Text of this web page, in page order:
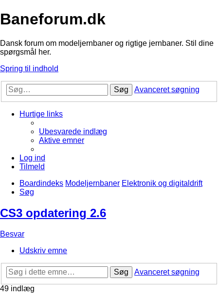
Baneforum.dk
Dansk forum om modeljernbaner og rigtige jernbaner. Stil dine
spørgsmål her.
Spring til indhold
Søg Avanceret søgning
Hurtige links
Ubesvarede indlæg
Aktive emner
Log ind
Tilmeld
Boardindeks Modeljernbaner Elektronik og digitaldrift
Søg
CS3 opdatering 2.6
Besvar
Udskriv emne
Søg
Avanceret søgning
49 indlæg